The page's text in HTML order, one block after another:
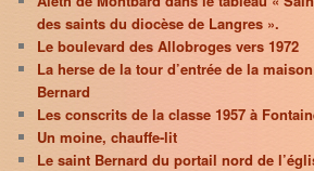
des saints du diocèse de Langres ».
Le boulevard des Allobroges vers 1972
La herse de la tour d’entrée de la
Bernard
Les conscrits de la classe 1957 à
Un moine, chauffe-lit
Le saint Bernard du portail nord de